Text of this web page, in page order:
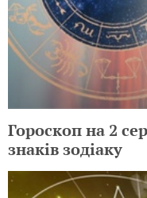
Гороскоп на 2
знаків зодіаку